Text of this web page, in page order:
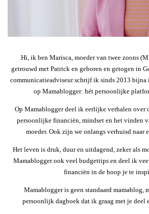
Hi, ik ben Marisca, moeder van twee zoons
getrouwd met Patrick en geboren en getogen in
communicatieadviseur schrijf ik sinds 2013 bijna
op Mamablogger: hét persoonlijke
Op Mamablogger deel ik eerlijke verhalen over
persoonlijke financiën, mindset en het vinden
moeder. Ook zijn we onlangs verhuisd naar
Het leven is druk, duur en uitdagend, zeker als
Mamablogger ook veel budgettips en deel ik
financiën in de hoop je te
Mamablogger is geen standaard mamablog,
persoonlijk dagboek dat ik graag met je deel